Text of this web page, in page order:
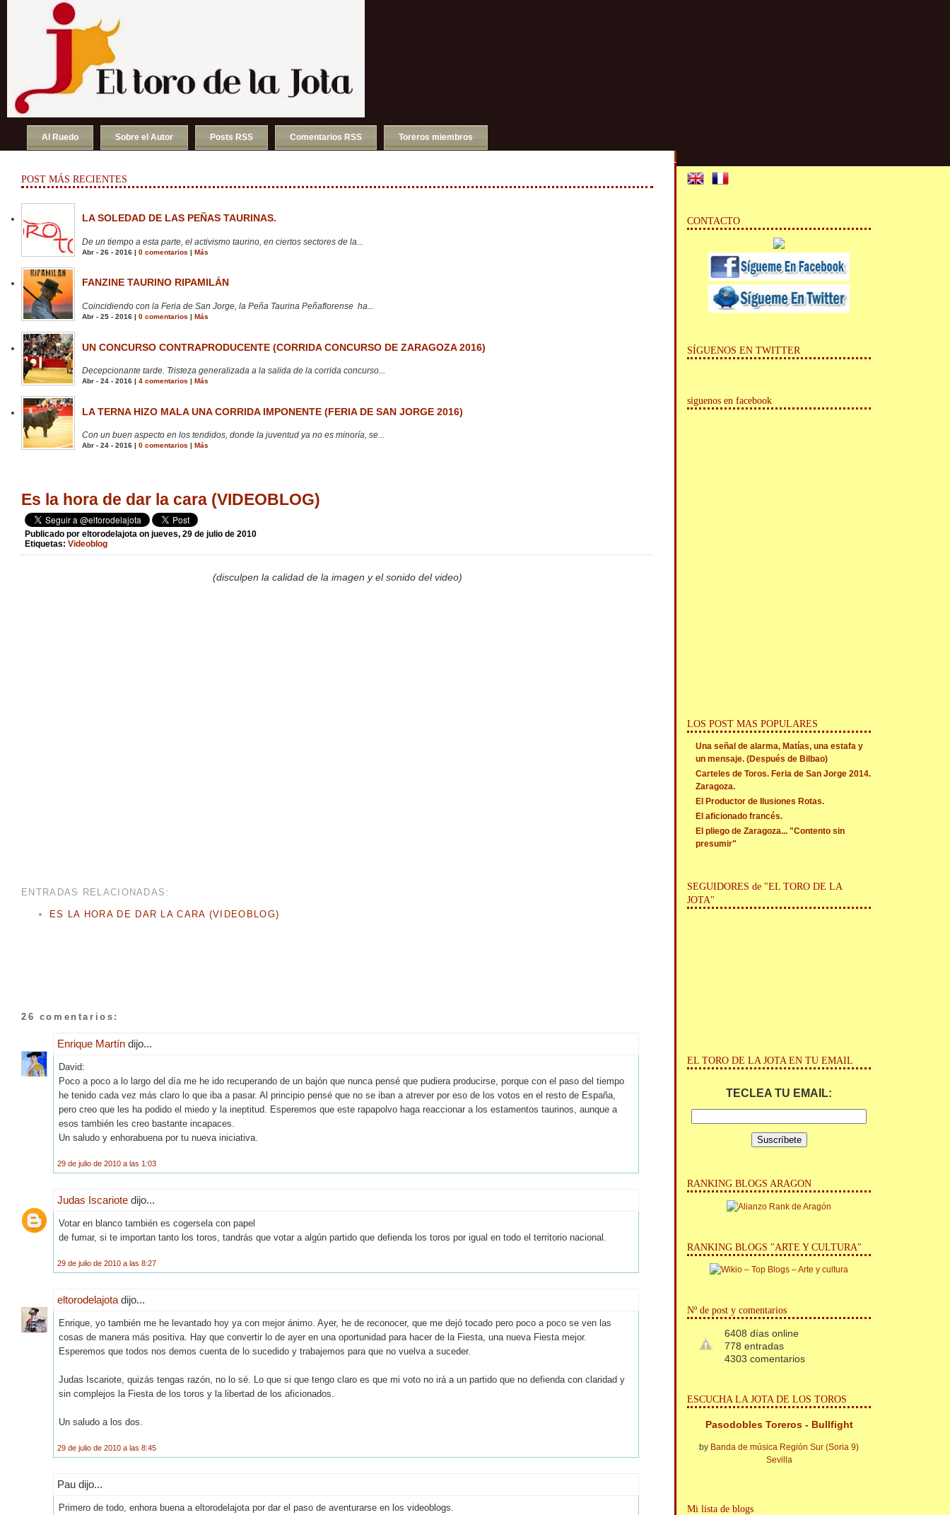
Al Ruedo Sobre el Autor Posts RSS Comentarios RSS Toreros miembros
POST MÁS RECIENTES
LA SOLEDAD DE LAS PEÑAS TAURINAS.
De un tiempo a esta parte, el activismo taurino, en ciertos sectores de la...
Abr - 26 - 2016 | 0 comentarios | Más
FANZINE TAURINO RIPAMILÁN
Coincidiendo con la Feria de San Jorge, la Peña Taurina Peñaflorense ha...
Abr - 25 - 2016 | 0 comentarios | Más
UN CONCURSO CONTRAPRODUCENTE (CORRIDA CONCURSO DE ZARAGOZA 2016)
Decepcionante tarde. Tristeza generalizada a la salida de la corrida concurso...
Abr - 24 - 2016 | 4 comentarios | Más
LA TERNA HIZO MALA UNA CORRIDA IMPONENTE (FERIA DE SAN JORGE 2016)
Con un buen aspecto en los tendidos, donde la juventud ya no es minoría, se...
Abr - 24 - 2016 | 0 comentarios Más
Es la hora de dar la cara (VIDEOBLOG)
Publicado por eltorodelajota on jueves, 29 de julio de 2010
Etiquetas: Videoblog
(disculpen la calidad de la imagen y el sonido del video)
ENTRADAS RELACIONADAS:
ES LA HORA DE DAR LA CARA (VIDEOBLOG)
26 comentarios:
Enrique Martín dijo...
David:
Poco a poco a lo largo del día me he ido recuperando de un bajón que nunca pensé que pudiera producirse, porque con el paso del tiempo
he tenido cada vez más claro lo que iba a pasar. Al principio pensé que no se iban a atrever por eso de los votos en el resto de España,
pero creo que les ha podido el miedo y la ineptitud. Esperemos que este rapapolvo haga reaccionar a los estamentos taurinos, aunque a
esos también les creo bastante incapaces.
Un saludo y enhorabuena por tu nueva iniciativa.
29 de julio de 2010 a las 1:03
Judas Iscariote dijo...
Votar en blanco también es cogersela con papel
de fumar, si te importan tanto los toros, tandrás que votar a algún partido que defienda los toros por igual en todo el territorio nacional.
29 de julio de 2010 a las 8:27
eltorodelajota dijo...
Enrique, yo también me he levantado hoy ya con mejor ánimo. Ayer, he de reconocer, que me dejó tocado pero poco a poco se ven las
cosas de manera más positiva. Hay que convertir lo de ayer en una oportunidad para hacer de la Fiesta, una nueva Fiesta mejor.
Esperemos que todos nos demos cuenta de lo sucedido y trabajemos para que no vuelva a suceder.
Judas Iscariote, quizás tengas razón, no lo sé. Lo que si que tengo claro es que mi voto no irá a un partido que no defienda con claridad y
sin complejos la Fiesta de los toros y la libertad de los aficionados.
Un saludo a los dos.
29 de julio de 2010 a las 8:45
Pau dijo...
Primero de todo, enhora buena a eltorodelajota por dar el paso de aventurarse en los videoblogs.
CONTACTO
SÍGUENOS EN TWITTER
siguenos en facebook
LOS POST MAS POPULARES
Una señal de alarma, Matías, una estafa y
un mensaje. (Después de Bilbao)
Carteles de Toros. Feria de San Jorge 2014.
Zaragoza.
El Productor de Ilusiones Rotas.
El aficionado francés.
El pliego de Zaragoza... "Contento sin
presumir"
SEGUIDORES de "EL TORO DE LA
JOTA"
EL TORO DE LA JOTA EN TU EMAIL
TECLEA TU EMAIL:
RANKING BLOGS ARAGON
RANKING BLOGS "ARTE Y CULTURA"
Nº de post y comentarios
6408 días online
778 entradas
4303 comentarios
ESCUCHA LA JOTA DE LOS TOROS
Pasodobles Toreros - Bullfight
by Banda de música Región Sur (Soria 9)
Sevilla
Mi lista de blogs